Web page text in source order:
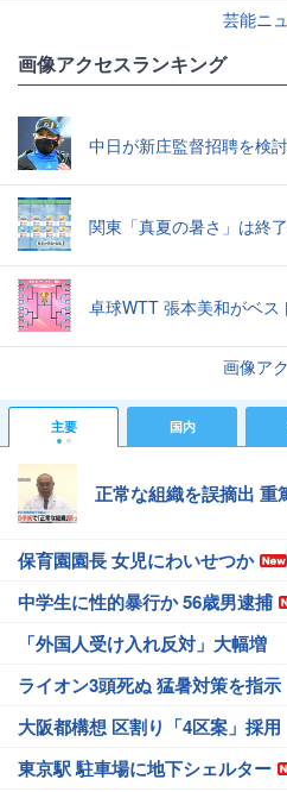
芸能ニ
画像アクセスランキング
中日が新庄監督招聘を検
関東「真夏の暑さ」は終
卓球WTT 張本美和がベス
画像ア
主要 国内
正常な組織を誤摘出 重
保育園園長 女児にわいせつか
中学生に性的暴行か 56歳男逮捕
「外国人受け入れ反対」大幅増
ライオン3頭死ぬ 猛暑対策を指示
大阪都構想 区割り「4区案」採用
東京駅 駐車場に地下シェルター